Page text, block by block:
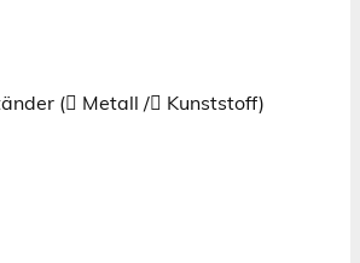
( Metall / Kunststoff)